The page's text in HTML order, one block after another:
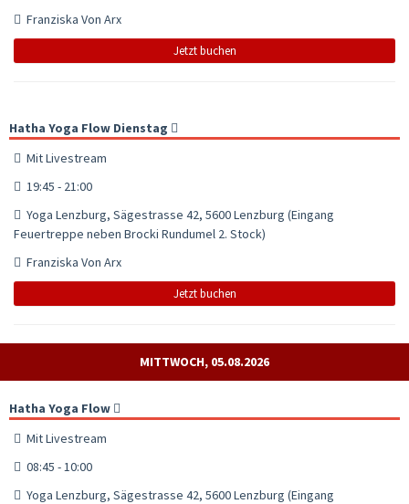
Franziska Von Arx
Jetzt buchen
Hatha Yoga Flow Dienstag
Mit Livestream
19:45 - 21:00
Yoga Lenzburg, Sägestrasse 42, 5600 Lenzburg (Eingang
Feuertreppe neben Brocki Rundumel 2. Stock)
Franziska Von Arx
Jetzt buchen
MITTWOCH, 05.08.2026
Hatha Yoga Flow
Mit Livestream
08:45 - 10:00
Yoga Lenzburg, Sägestrasse 42, 5600 Lenzburg (Eingang